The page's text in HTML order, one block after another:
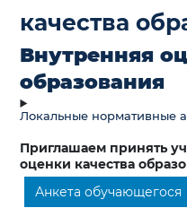
качества
Внутренняя
образования
Локальные нормативные
Приглашаем принять
оценки качества
Анкета обучающегося